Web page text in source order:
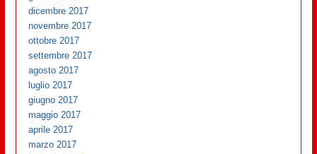
dicembre 2017
novembre 2017
ottobre 2017
settembre 2017
agosto 2017
luglio 2017
giugno 2017
maggio 2017
aprile 2017
marzo 2017